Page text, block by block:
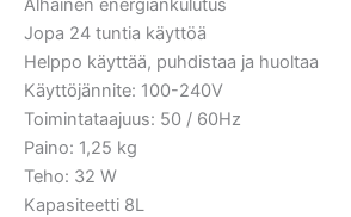
Alhainen energiankulutus
Jopa 24 tuntia käyttöä
Helppo käyttää, puhdistaa ja huoltaa
Käyttöjännite: 100-240V
Toimintataajuus: 50 / 60Hz
Paino: 1,25 kg
Teho: 32 W
Kapasiteetti 8L